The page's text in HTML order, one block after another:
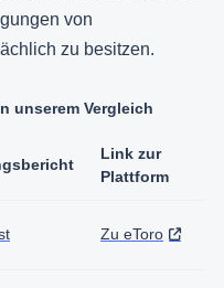
von
zu besitzen.
unserem Vergleich
Link zur
Plattform
Zu eToro